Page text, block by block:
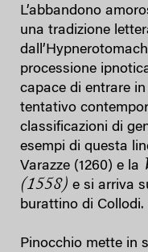
L’abbandono
una tradizione
processione
capace di entrare
tentativo
classificazioni di
esempi di questa
Varazze (1260) e la
(1558) e si arriva
burattino di Collodi.
Pinocchio mette in